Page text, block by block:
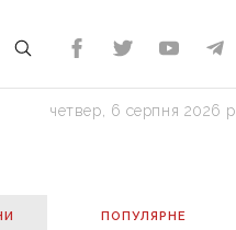
четвер, 6 серпня 2026 р.
ПОПУЛЯРНE